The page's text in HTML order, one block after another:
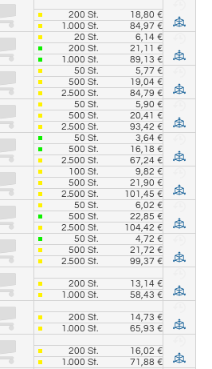
200 St.
18,80 €
1.000 St.
84,97 €
20 St.
6,14 €
200 St.
21,11 €
1.000 St.
89,13 €
50 St.
5,77 €
500 St.
19,04 €
2.500 St.
84,79 €
50 St.
5,90 €
500 St.
20,41 €
2.500 St.
93,42 €
50 St.
3,64 €
500 St.
16,18 €
2.500 St.
67,24 €
100 St.
9,82 €
500 St.
21,90 €
2.500 St.
101,45 €
50 St.
6,02 €
500 St.
22,85 €
2.500 St.
104,42 €
50 St.
4,72 €
500 St.
21,72 €
2.500 St.
99,37 €
200 St.
13,14 €
1.000 St.
58,43 €
200 St.
14,73 €
1.000 St.
65,93 €
200 St.
16,02 €
1.000 St.
71,88 €